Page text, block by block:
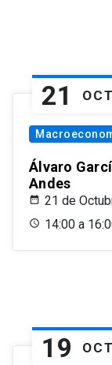
21 OCT
Álvaro
Andes
21 de
14:00 a
19 OCT